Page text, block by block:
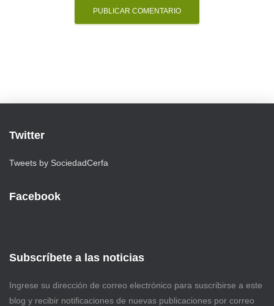
Twitter
Tweets by SociedadCerfa
Facebook
Subscríbete a las noticias
Ingrese su dirección de correo electrónico para suscribirse a este
blog y recibir notificaciones de nuevas publicaciones por correo